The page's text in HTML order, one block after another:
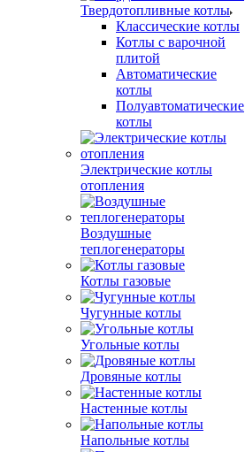
Твердотопливные котлы
Классические котлы
Котлы с варочной
плитой
Автоматические
котлы
Полуавтоматические
котлы
Электрические котлы
отопления
Воздушные
теплогенераторы
Котлы газовые
Чугунные котлы
Угольные котлы
Дровяные котлы
Настенные котлы
Напольные котлы